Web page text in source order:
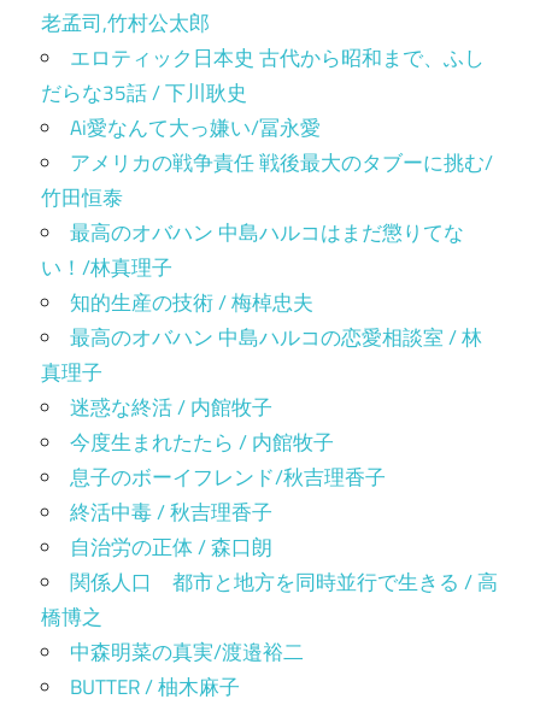
老孟司,竹村公太郎
エロティック日本史 古代から昭和まで、ふし
だらな35話 / 下川耿史
Ai愛なんて大っ嫌い/冨永愛
アメリカの戦争責任 戦後最大のタブーに挑む/
竹田恒泰
最高のオバハン 中島ハルコはまだ懲りてな
い！/林真理子
知的生産の技術 / 梅棹忠夫
最高のオバハン 中島ハルコの恋愛相談室 / 林
真理子
迷惑な終活 / 内館牧子
今度生まれたたら / 内館牧子
息子のボーイフレンド/秋吉理香子
終活中毒 / 秋吉理香子
自治労の正体 / 森口朗
関係人口 都市と地方を同時並行で生きる / 高
橋博之
中森明菜の真実/渡邉裕二
BUTTER / 柚木麻子